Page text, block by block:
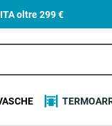
oltre299 €